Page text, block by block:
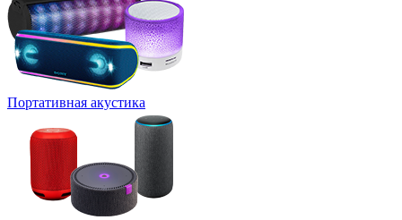
Портативная акустика